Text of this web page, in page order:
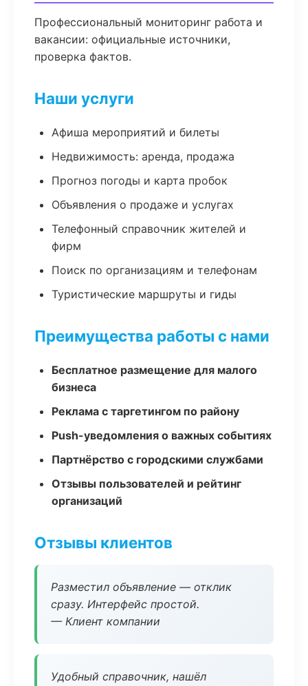
Профессиональный мониторинг работа и
вакансии: официальные источники,
проверка фактов.
Наши услуги
Афиша мероприятий и билеты
Недвижимость: аренда, продажа
Прогноз погоды и карта пробок
Объявления о продаже и услугах
Телефонный справочник жителей и
фирм
Поиск по организациям и телефонам
Туристические маршруты и гиды
Преимущества работы с нами
Бесплатное размещение для малого
бизнеса
Реклама с таргетингом по району
Push-уведомления о важных событиях
Партнёрство с городскими службами
Отзывы пользователей и рейтинг
организаций
Отзывы клиентов
Разместил объявление — отклик
сразу. Интерфейс простой.
— Клиент компании
Удобный справочник, нашёл